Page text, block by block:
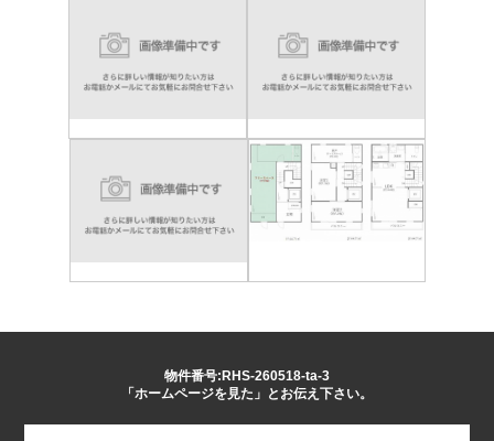
物件番号:RHS-260518-ta-3
「ホームページを見た」とお伝え下さい。